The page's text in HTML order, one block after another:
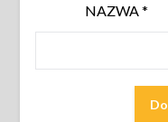
NAZWA*